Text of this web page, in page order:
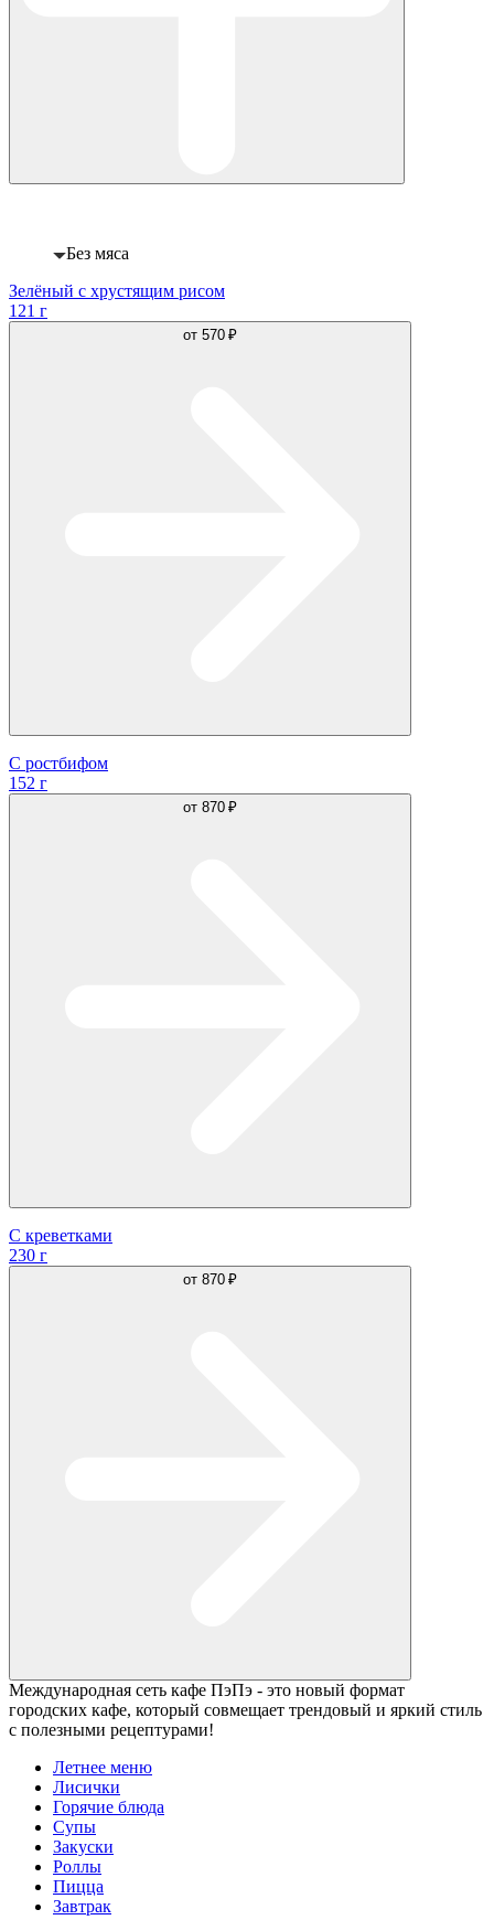
Без мяса
Зелёный с хрустящим рисом
121 г
от 570 ₽
С ростбифом
152 г
от 870 ₽
С креветками
230 г
от 870 ₽
Международная сеть кафе ПэПэ - это новый формат
городских кафе, который совмещает трендовый и яркий стиль
с полезными рецептурами!
Летнее меню
Лисички
Горячие блюда
Супы
Закуски
Роллы
Пицца
Завтрак